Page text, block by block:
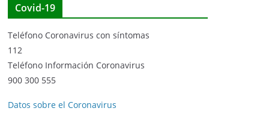
Covid-19
Teléfono Coronavirus con síntomas
112
Teléfono Información Coronavirus
900 300 555
Datos sobre el Coronavirus